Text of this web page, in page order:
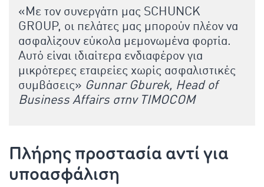
«Με τον συνεργάτη μας SCHUNCK
GROUP, οι πελάτες μας μπορούν πλέον να
ασφαλίζουν εύκολα μεμονωμένα φορτία.
Αυτό είναι ιδιαίτερα ενδιαφέρον για
μικρότερες εταιρείες χωρίς ασφαλιστικές
συμβάσεις» Gunnar Gburek, Head of
Business Affairs στην TIMOCOM
Πλήρης προστασία αντί για
υποασφάλιση